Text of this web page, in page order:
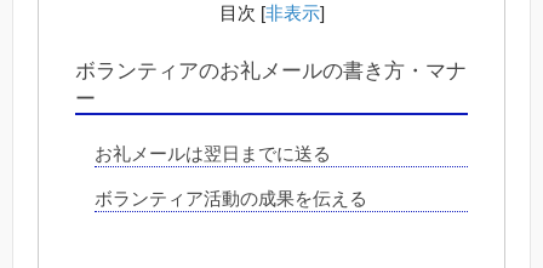
目次 [非表示]
ボランティアのお礼メールの書き方・マナ
ー
お礼メールは翌日までに送る
ボランティア活動の成果を伝える